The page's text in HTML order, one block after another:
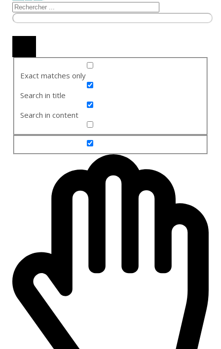
Exact matches only
Search in title
Search in content